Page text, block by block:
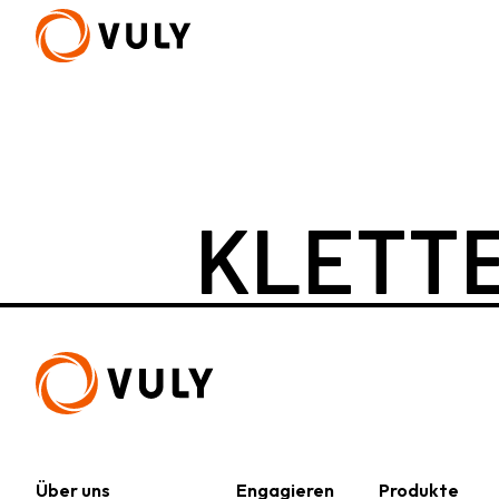
Quest 2.1 Baumhaus
ab 2.582 €
Quest 2.1 - S
ab 1.532 €
Über uns Engagieren Produkte